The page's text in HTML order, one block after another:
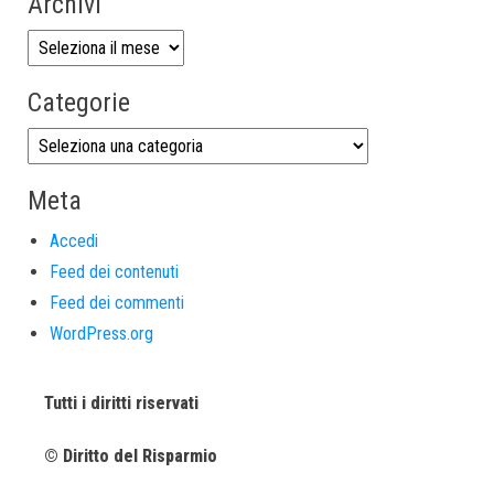
Categorie
Meta
Accedi
Feed dei contenuti
Feed dei commenti
WordPress.org
Tutti i diritti riservati
© Diritto del Risparmio